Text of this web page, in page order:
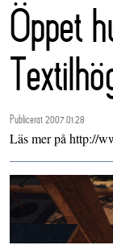
Öppet
Publicerat 2007.01.28
Läs mer på http://